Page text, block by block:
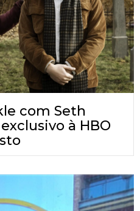
com Seth
à HBO